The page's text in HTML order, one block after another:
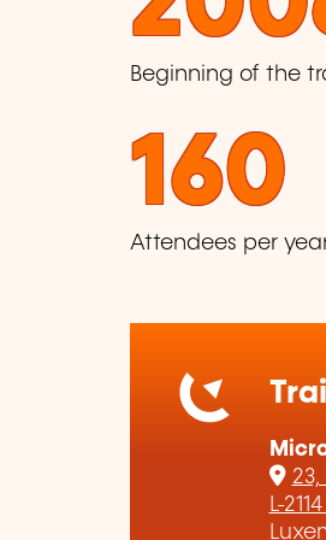
Beginning of the
160
Attendees per
L-